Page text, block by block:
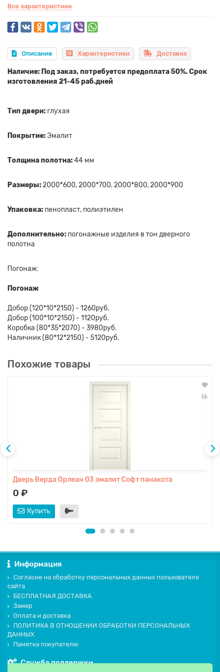
Все характеристики
Описание Характеристики Доставка
Наличие: Под заказ, потребуется предоплата 50%. Срок
изготовления 21-45 раб.дней
Тип двери: глухая
Покрытие:Эмалит
Толщина полотна:44 мм
Размеры:2000*600, 2000*700, 2000*800, 2000*900
Упаковка: пенопласт, полиэтилен
Дополнительно: погонажные изделия в тон дверного
полотна
Погонаж:
Погонаж
Добор (120*10*2150) - 1260руб.
Добор (100*10*2150) - 1120руб.
Коробка (80*35*2070) - 3980руб.
Наличник (80*12*2150) - 5120руб.
Похожие товары
Дверь Верда Орлеан 03 эмалит Софт панакота
0 ₽
Купить
Информация
Согласие на обработку персональных данных пользователя
сайта
БЕСПЛАТНАЯ ДОСТАВКА
Замер
Оплата и доставка
ПОЛИТИКА В ОТНОШЕНИИ ОБРАБОТКИ ПЕРСОНАЛЬНЫХ
ДАННЫХ
Памятка покупателю
Служба поддержки